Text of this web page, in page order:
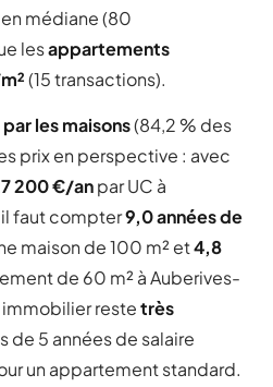
en médiane (80
lesappartements
(15 transactions).
les maisons(84,2 % des
prix en perspective : avec
200 €/anpar UC à
faut compter9,0 années de
maison de 100 m² et4,8
de 60 m² à Auberives-
immobilier restetrès
de 5 années de salaire
un appartement standard.